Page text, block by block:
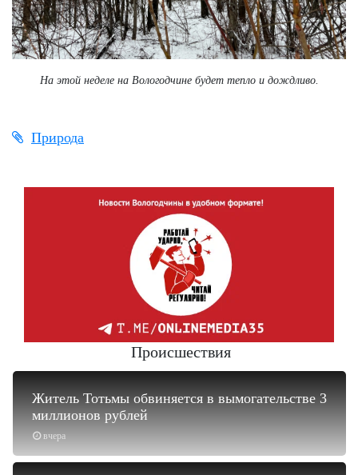
На этой неделе на Вологодчине будет тепло и дождливо.
Природа
Происшествия
вчера
Житель Тотьмы обвиняется в вымогательстве 3
миллионов рублей